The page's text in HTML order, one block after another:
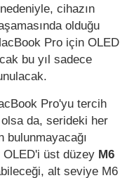
cihazın
olduğu
Pro için OLED
bu yıl sadece
Pro'yu tercih
da, serideki her
OLED'i üst düzey M6
alt seviye M6